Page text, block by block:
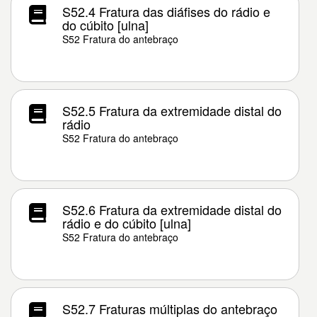
S52.4 Fratura das diáfises do rádio e
do cúbito [ulna]
S52 Fratura do antebraço
S52.5 Fratura da extremidade distal do
rádio
S52 Fratura do antebraço
S52.6 Fratura da extremidade distal do
rádio e do cúbito [ulna]
S52 Fratura do antebraço
S52.7 Fraturas múltiplas do antebraço